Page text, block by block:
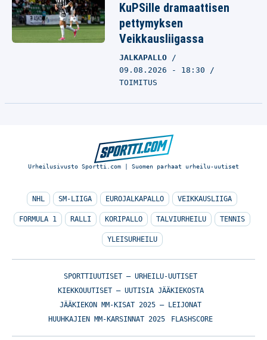
KuPSille dramaattisen
pettymyksen
Veikkausliigassa
JALKAPALLO
09.08.2026 - 18:30
TOIMITUS
Urheilusivusto Sportti.com | Suomen parhaat urheilu-uutiset
NHL SM-LIIGA EUROJALKAPALLO VEIKKAUSLIIGA
FORMULA 1 RALLI KORIPALLO TALVIURHEILU TENNIS
YLEISURHEILU
SPORTTIUUTISET – URHEILU-UUTISET
KIEKKOUUTISET – UUTISIA JÄÄKIEKOSTA
JÄÄKIEKON MM-KISAT 2025 – LEIJONAT
HUUHKAJIEN MM-KARSINNAT 2025
FLASHSCORE